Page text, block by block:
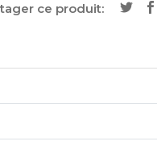
ce produit: